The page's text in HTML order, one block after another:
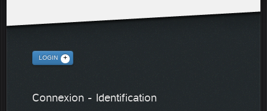
LOGIN
Connexion - Identification